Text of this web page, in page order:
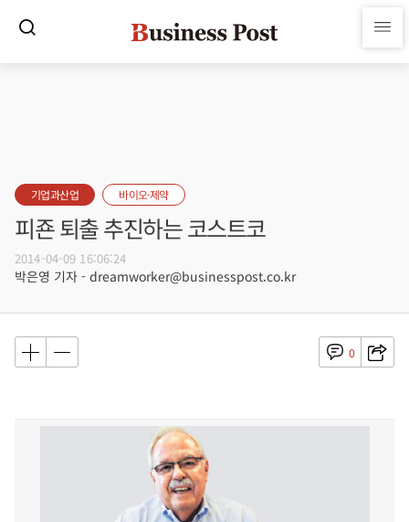
기업과산업 바이오·제약
피죤 퇴출 추진하는 코스트코
2014-04-09 16:06:24
박은영 기자 - dreamworker@businesspost.co.kr
0